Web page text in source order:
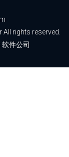
All rights reserved.
件公司